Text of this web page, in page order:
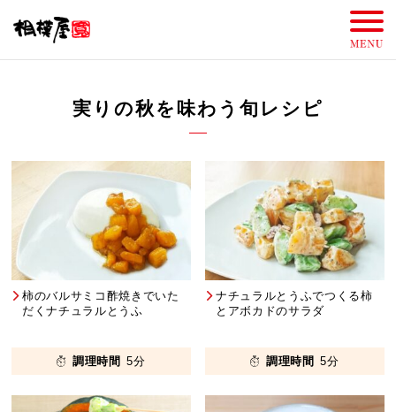
実りの秋を味わう旬レシピ
柿のバルサミコ酢焼きでいた
だくナチュラルとうふ
調理時間 5分
ナチュラルとうふでつくる柿
とアボカドのサラダ
調理時間 5分